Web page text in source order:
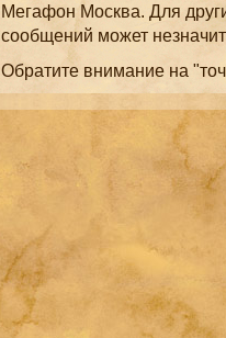
Мегафон Москва. Для
сообщений может
Обратите внимание на